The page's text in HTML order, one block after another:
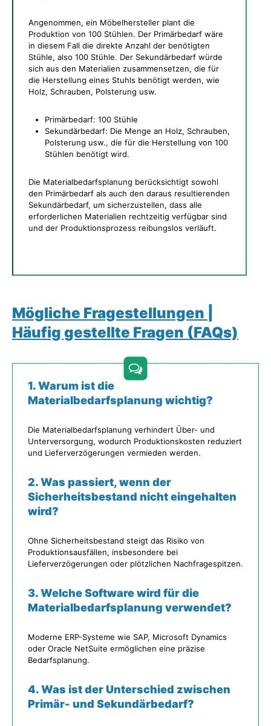
Angenommen, ein Möbelhersteller plant die
Produktion von 100 Stühlen. Der Primärbedarf wäre
in diesem Fall die direkte Anzahl der benötigten
Stühle, also 100 Stühle. Der Sekundärbedarf würde
sich aus den Materialien zusammensetzen, die für
die Herstellung eines Stuhls benötigt werden, wie
Holz, Schrauben, Polsterung usw.
Primärbedarf: 100 Stühle
Sekundärbedarf: Die Menge an Holz, Schrauben,
Polsterung usw., die für die Herstellung von 100
Stühlen benötigt wird.
Die Materialbedarfsplanung berücksichtigt sowohl
den Primärbedarf als auch den daraus resultierenden
Sekundärbedarf, um sicherzustellen, dass alle
erforderlichen Materialien rechtzeitig verfügbar sind
und der Produktionsprozess reibungslos verläuft.
Mögliche Fragestellungen |
Häufig gestellte Fragen (FAQs)
1. Warum ist die
Materialbedarfsplanung wichtig?
Die Materialbedarfsplanung verhindert Über- und
Unterversorgung, wodurch Produktionskosten reduziert
und Lieferverzögerungen vermieden werden.
2. Was passiert, wenn der
Sicherheitsbestand nicht eingehalten
wird?
Ohne Sicherheitsbestand steigt das Risiko von
Produktionsausfällen, insbesondere bei
Lieferverzögerungen oder plötzlichen Nachfragespitzen.
3. Welche Software wird für die
Materialbedarfsplanung verwendet?
Moderne ERP-Systeme wie SAP, Microsoft Dynamics
oder Oracle NetSuite ermöglichen eine präzise
Bedarfsplanung.
4. Was ist der Unterschied zwischen
Primär- und Sekundärbedarf?